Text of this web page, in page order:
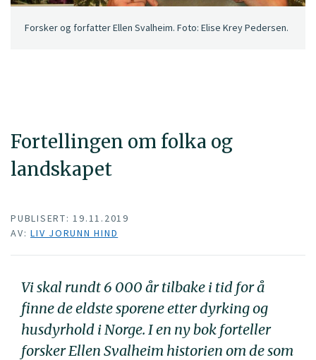
Fortellingen om folka og
landskapet
Forsker og forfatter Ellen Svalheim. Foto: Elise Krey Pedersen.
PUBLISERT: 19.11.2019
AV: LIV JORUNN HIND
Vi skal rundt 6 000 år tilbake i tid for å
finne de eldste sporene etter dyrking og
husdyrhold i Norge. I en ny bok forteller
forsker Ellen Svalheim historien om de som